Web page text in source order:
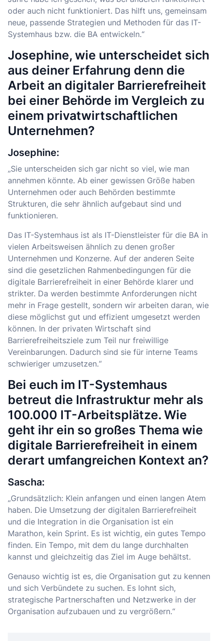
oder auch nicht funktioniert. Das hilft uns, gemeinsam
neue, passende Strategien und Methoden für das IT-
Systemhaus bzw. die BA entwickeln.“
Josephine, wie unterscheidet sich
aus deiner Erfahrung denn die
Arbeit an digitaler Barrierefreiheit
bei einer Behörde im Vergleich zu
einem privatwirtschaftlichen
Unternehmen?
Josephine:
„Sie unterscheiden sich gar nicht so viel, wie man
annehmen könnte. Ab einer gewissen Größe haben
Unternehmen oder auch Behörden bestimmte
Strukturen, die sehr ähnlich aufgebaut sind und
funktionieren.
Das IT-Systemhaus ist als IT-Dienstleister für die BA in
vielen Arbeitsweisen ähnlich zu denen großer
Unternehmen und Konzerne. Auf der anderen Seite
sind die gesetzlichen Rahmenbedingungen für die
digitale Barrierefreiheit in einer Behörde klarer und
strikter. Da werden bestimmte Anforderungen nicht
mehr in Frage gestellt, sondern wir arbeiten daran, wie
diese möglichst gut und effizient umgesetzt werden
können. In der privaten Wirtschaft sind
Barrierefreiheitsziele zum Teil nur freiwillige
Vereinbarungen. Dadurch sind sie für interne Teams
schwieriger umzusetzen.“
Bei euch im IT-Systemhaus
betreut die Infrastruktur mehr als
100.000 IT-Arbeitsplätze. Wie
geht ihr ein so großes Thema wie
digitale Barrierefreiheit in einem
derart umfangreichen Kontext an?
Sascha:
„Grundsätzlich: Klein anfangen und einen langen Atem
haben. Die Umsetzung der digitalen Barrierefreiheit
und die Integration in die Organisation ist ein
Marathon, kein Sprint. Es ist wichtig, ein gutes Tempo
finden. Ein Tempo, mit dem du lange durchhalten
kannst und gleichzeitig das Ziel im Auge behältst.
Genauso wichtig ist es, die Organisation gut zu kennen
und sich Verbündete zu suchen. Es lohnt sich,
strategische Partnerschaften und Netzwerke in der
Organisation aufzubauen und zu vergrößern.“